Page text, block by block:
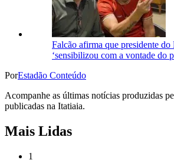
Falcão afirma que presidente do
‘sensibilizou com a vontade do
PorEstadão Conteúdo
Acompanhe as últimas notícias produzidas
publicadas na Itatiaia.
Mais Lidas
1